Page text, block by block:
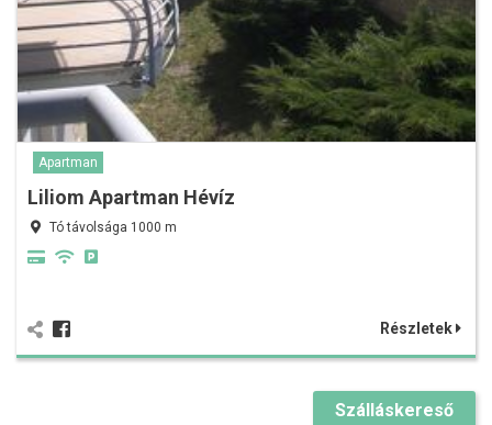
Apartman
Liliom Apartman Hévíz
Tó távolsága 1000 m
Részletek
Szálláskereső